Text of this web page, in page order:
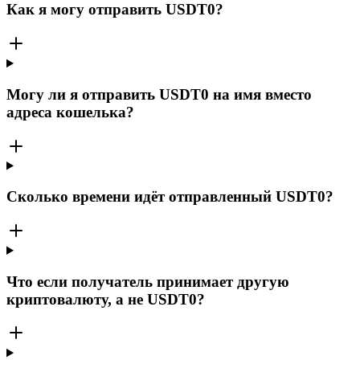
Как я могу отправить USDT0?
Могу ли я отправить USDT0 на имя вместо
адреса кошелька?
Сколько времени идёт отправленный USDT0?
Что если получатель принимает другую
криптовалюту, а не USDT0?